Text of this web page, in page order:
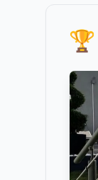
🏆